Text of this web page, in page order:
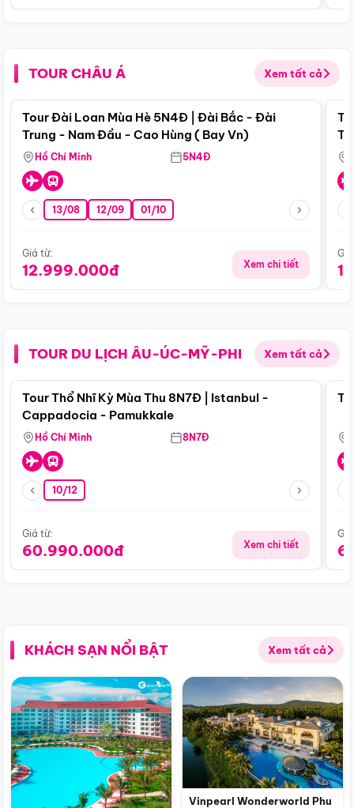
TOUR CHÂU Á Xem tất cả
Điểm nổi bật
Tour Đài Loan Mùa Hè 5N4Đ | Đài Bắc - Đài
Trung - Nam Đầu - Cao Hùng ( Bay Vn)
Hồ Chí Minh 5N4Đ
13/08 12/09 01/10
Giá từ:
12.999.000đ Xem chi tiết
TOUR DU LỊCH ÂU-ÚC-MỸ-PHI Xem tất cả
Điểm nổi bật
Tour Thổ Nhĩ Kỳ Mùa Thu 8N7Đ | Istanbul -
Cappadocia - Pamukkale
Hồ Chí Minh 8N7Đ
10/12
Giá từ:
60.990.000đ Xem chi tiết
KHÁCH SẠN NỔI BẬT Xem tất cả
Vinpearl Wonderworld Phu